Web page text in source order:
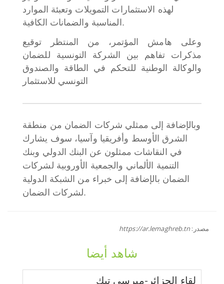
لهذه الاستثمارات التمويلات وتعبئة الموارد
المناسبة والضمانات الكافية.
وعلى هامش المؤتمر، من المنتظر توقيع
مذكرات تفاهم بين الشركة التونسية للضمان
والوكالة الوطنية للتحكم في الطاقة والصندوق
التونسي للاستثمار
وبالإضافة إلى ممثلي شركات الضمان من منطقة
الشرق الأوسط وأفريقيا وآسيا، سوف يشارك
في النقاشات ممثلون عن البنك الدولي وبنك
التنمية الألماني والجمعية الأوروبية لشركات
الضمان بالإضافة إلى خبراء من الشبكة الدولية
لشركات الضمان.
مصدر: https://ar.lemaghreb.tn
شاهد أيضا
لقاء الجزائر-ميرسي تيك